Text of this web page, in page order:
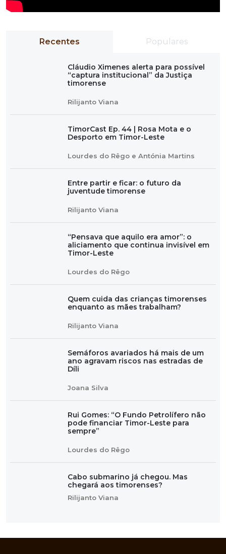
Recentes Populares
Cláudio Ximenes alerta para possível
“captura institucional” da Justiça
timorense
Rilijanto Viana
TimorCast Ep. 44 | Rosa Mota e o
Desporto em Timor-Leste
Lourdes do Rêgo e Antónia Martins
Entre partir e ficar: o futuro da
juventude timorense
Rilijanto Viana
“Pensava que aquilo era amor”: o
aliciamento que continua invisível em
Timor-Leste
Lourdes do Rêgo
Quem cuida das crianças timorenses
enquanto as mães trabalham?
Rilijanto Viana
Semáforos avariados há mais de um
ano agravam riscos nas estradas de
Díli
Joana Silva
Rui Gomes: “O Fundo Petrolífero não
pode financiar Timor-Leste para
sempre”
Lourdes do Rêgo
Cabo submarino já chegou. Mas
chegará aos timorenses?
Rilijanto Viana